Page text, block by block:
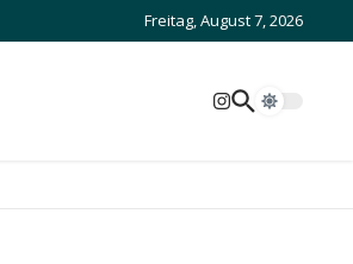
Freitag, August 7, 2026